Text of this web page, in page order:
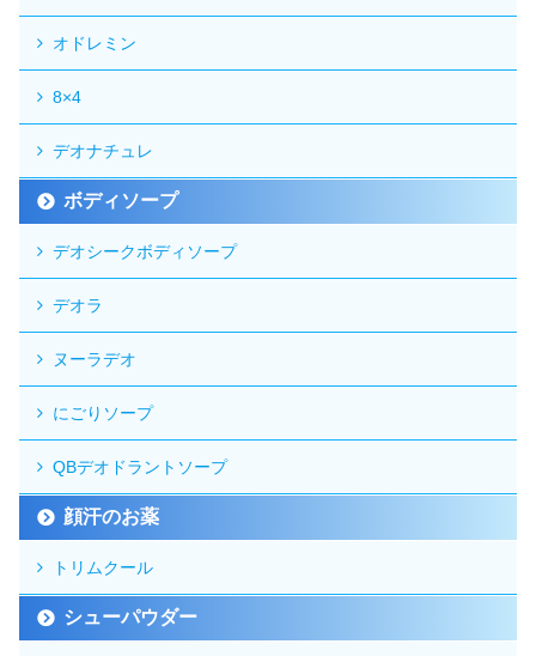
オドレミン
8×4
デオナチュレ
ボディソープ
デオシークボディソープ
デオラ
ヌーラデオ
にごりソープ
QBデオドラントソープ
顔汗のお薬
トリムクール
シューパウダー